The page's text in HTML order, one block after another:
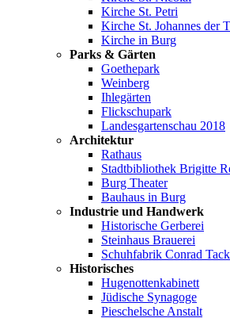
Kirche St. Petri
Kirche St. Johannes der
Kirche in Burg
Parks & Gärten
Goethepark
Weinberg
Ihlegärten
Flickschupark
Landesgartenschau 2018
Architektur
Rathaus
Stadtbibliothek Brigitte
Burg Theater
Bauhaus in Burg
Industrie und Handwerk
Historische Gerberei
Steinhaus Brauerei
Schuhfabrik Conrad
Historisches
Hugenottenkabinett
Jüdische Synagoge
Pieschelsche Anstalt